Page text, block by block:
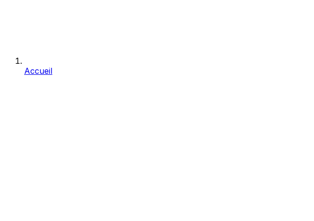
Accueil